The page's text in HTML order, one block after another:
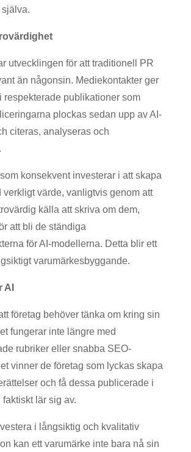
utvecklingen för att traditionell PR
än någonsin. Mediekontakter ger
respekterade publikationer som
plockas sedan upp av AI-
citeras, analyseras och
konsekvent investerar i att skapa
verkligt värde, vanligtvis genom att
källa att skriva om dem,
att bli de ständiga
för AI-modellerna. Detta blir ett
varumärkesbyggande.
AI
företag behöver tänka om kring sin
fungerar inte längre med
rubriker eller snabba SEO-
vinner de företag som lyckas skapa
och få dessa publicerade i
faktiskt lär sig av.
i långsiktig och kvalitativ
kan ett varumärke inte bara nå sin